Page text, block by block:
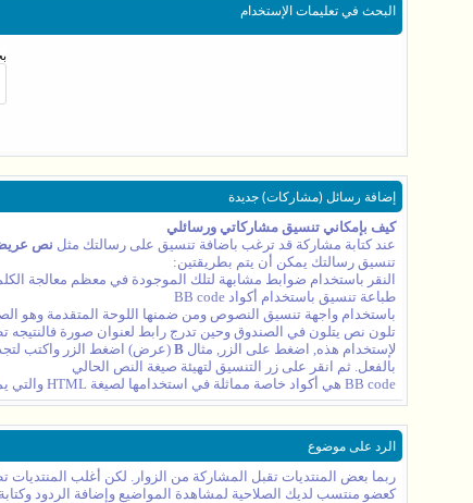
البحث في تعليمات الإستخدام
إضافة رسائل (مشاركات) جديدة
كيف بإمكاني تنسيق مشاركاتي ورسائلي
عند كتابة مشاركة قد ترغب باضافة تنسيق على رسالتك مثل نص
تنسيق رسالتك يمكن أن يتم بطريقتين:
النقر باستخدام ضوابط مشابهة لتلك الموجودة في معظم معالجة
طباعة تنسيق باستخدام أكواد BB code
تلون نص يتلون في الصندوق وحين تدرج رابط لعنوان صورة فالنتيجه
لإستخدام هذه, اضغط على الزر, مثال B (عرض) اضغط الزر واكتب
بالفعل. ثم انقر على زر التنسيق لتهيئة صيغة النص الحالي
BB code هي أكواد خاصة مماثلة في استخدامها لصيغة HTML والتي يمكن استخدامها في المشاركات في المنتدى. لمشاهدة تفاصيل أكثر ودالات BB code المستخدمة هنا في المنتدى,
الرد على موضوع
ربما بعض المنتديات تقبل المشاركة من الزوار. لكن أغلب
كعضو منتسب لديك الصلاحية لمشاهدة المواضيع وإضافة الردود